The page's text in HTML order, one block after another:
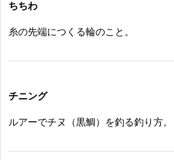
ちちわ
糸の先端につくる輪のこと。
チニング
ルアーでチヌ（黒鯛）を釣る釣り方。